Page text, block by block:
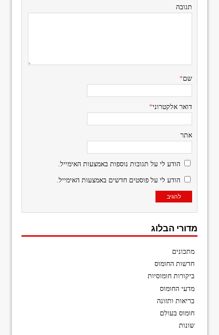
תגובה
שם*
דואר אלקטרוני*
אתר
הודע לי על תגובות נוספות באמצעות האימייל.
הודע לי על פוסטים חדשים באמצעות האימייל.
מדורי הבלוג
מתכונים
חדשות החומוס
ביקורות חומוסיות
מדעי החומוס
בריאות ותזונה
חומוס בעולם
שונות